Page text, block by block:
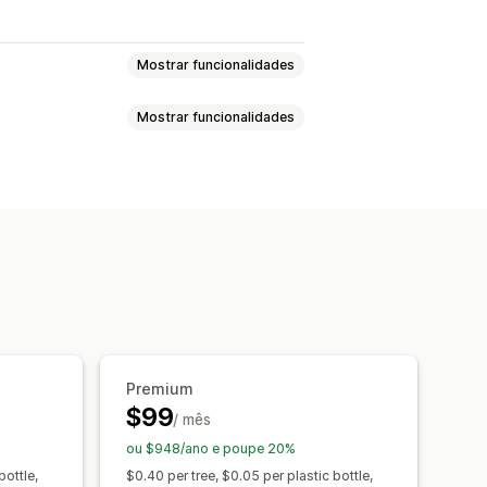
Mostrar funcionalidades
Widget de donativo
Código personalizado
Mostrar funcionalidades
Premium
$99/ mês
ou $948/ano e poupe 20%
$0.40 per tree, $0.05 per plastic bottle,